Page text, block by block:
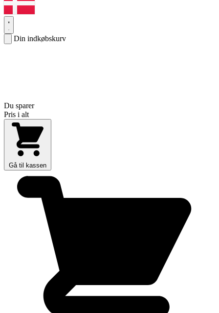
Din indkøbskurv
Du sparer
Pris i alt
Gå til kassen